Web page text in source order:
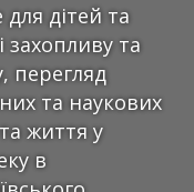
для дітей та
захопливу та
перегляд
та наукових
життя у
в